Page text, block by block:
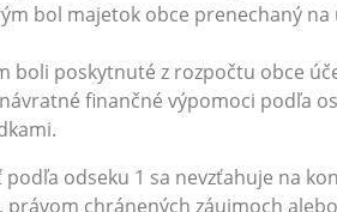
bol majetok obce prenechaný
boli poskytnuté z rozpočtu obce
finančné výpomoci podľa
odseku 1 sa nevzťahuje na
chránených záujmoch